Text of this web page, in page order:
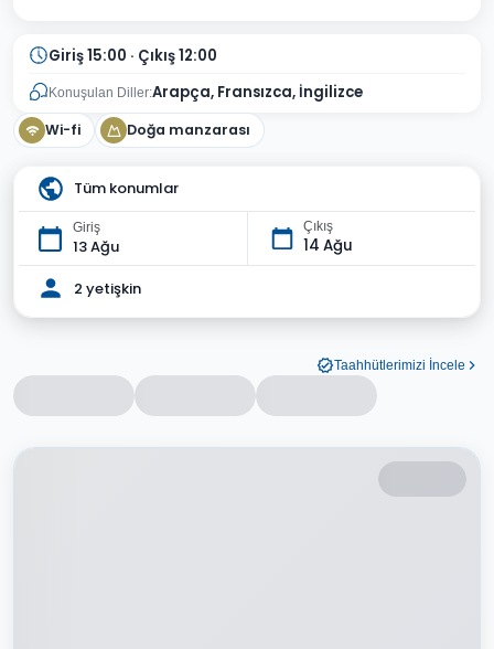
Giriş 15:00 · Çıkış 12:00
Konuşulan Diller:Arapça, Fransızca, İngilizce
Wi-fi Doğa manzarası
Tüm konumlar
Giriş
13 Ağu
Çıkış
14 Ağu
2 yetişkin
Taahhütlerimizi İncele